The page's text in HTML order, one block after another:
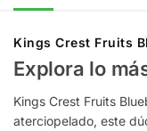
Kings Crest Fruits
Explora lo
Kings Crest Fruits
aterciopelado, este